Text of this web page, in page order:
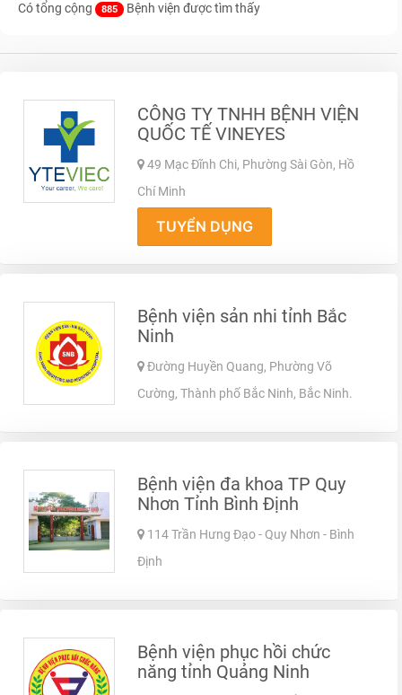
Có tổng cộng 885 Bệnh viện được tìm thấy
CÔNG TY TNHH BỆNH VIỆN
QUỐC TẾ VINEYES
49 Mạc Đĩnh Chi, Phường Sài Gòn, Hồ
Chí Minh
TUYỂN DỤNG
Bệnh viện sản nhi tỉnh Bắc
Ninh
Đường Huyền Quang, Phường Võ
Cường, Thành phố Bắc Ninh, Bắc Ninh.
Bệnh viện đa khoa TP Quy
Nhơn Tỉnh Bình Định
114 Trần Hưng Đạo - Quy Nhơn - Bình
Định
Bệnh viện phục hồi chức
năng tỉnh Quảng Ninh